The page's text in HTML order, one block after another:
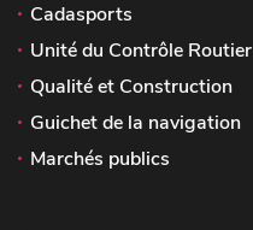
Cadasports
Unité du Contrôle Routier
Qualité et Construction
Guichet de la navigation
Marchés publics